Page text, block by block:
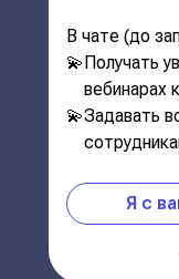
🤗
В чате (до
💫Получать
вебинарах
💫Задавать
Я с